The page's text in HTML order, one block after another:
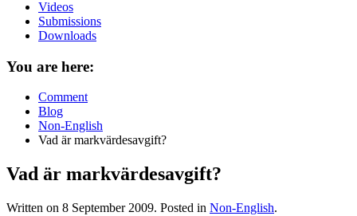
Videos
Submissions
Downloads
You are here:
Comment
Blog
Non-English
Vad är markvärdesavgift?
Vad är markvärdesavgift?
Written on 8 September 2009. Posted in Non-English.